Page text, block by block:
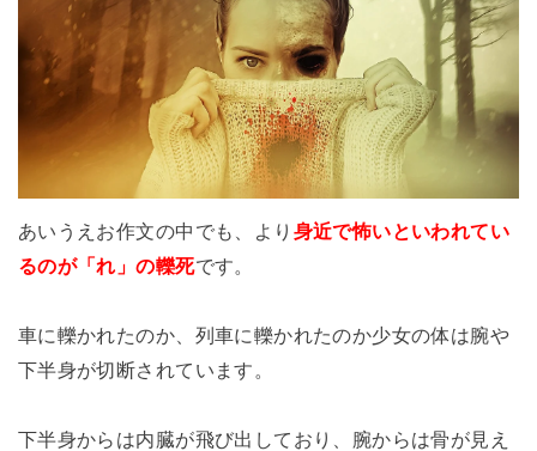
あいうえお作文の中でも、より 身近で怖いといわれてい
るのが「れ」の轢死です。
車に轢かれたのか、列車に轢かれたのか少女の体は腕や
下半身が切断されています。
下半身からは内臓が飛び出しており、腕からは骨が見え